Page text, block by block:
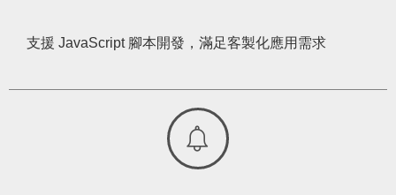
支援 JavaScript 腳本開發，滿足客製化應用需求